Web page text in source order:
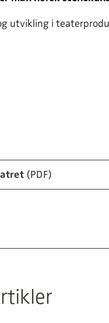
utvikling i
(PDF)